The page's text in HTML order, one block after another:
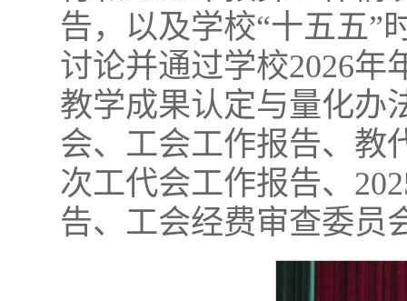
告，以及学校“十五五”
讨论并通过学校2026年
教学成果认定与量化办
会、工会工作报告、教
次工代会工作报告、
告、工会经费审查委员